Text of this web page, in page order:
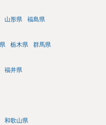
山形県 福島県
栃木県 群馬県
福井県
和歌山県